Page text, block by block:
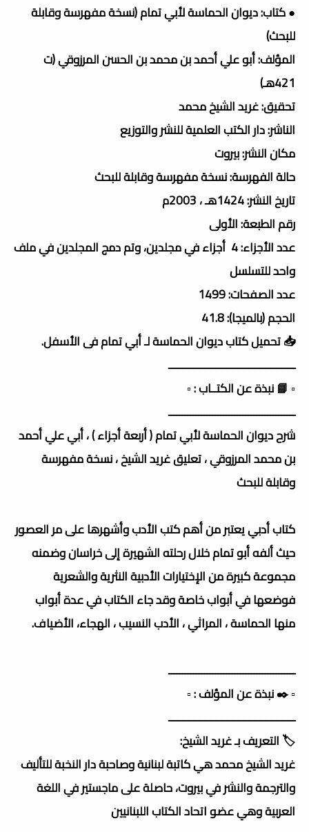
● كتاب: ديوان الحماسة لأبي تمام (نسخة مفهرسة وقابلة
للبحث)
المؤلف: أبو علي أحمد بن محمد بن الحسن المرزوقي (ت
421هـ)
تحقيق: غريد الشيخ محمد
الناشر: دار الكتب العلمية للنشر والتوزيع
مكان النشر: بيروت
حالة الفهرسة: نسخة مفهرسة وقابلة للبحث
تاريخ النشر: 1424هـ ، 2003م
رقم الطبعة: الأولى
عدد الأجزاء: 4 أجزاء في مجلدين، وتم دمج المجلدين في ملف
واحد للتسلسل
عدد الصفحات: 1499
الحجم (بالميجا): 41.8
📥 تحميل كتاب ديوان الحماسة لـ أبي تمام فى الأسفل.
ــــــــــــــــــــــــــــــــــــــــــــــ
▫️ 📘 نبذة عن الكتــاب : ▫️
ــــــــــــــــــــــــــــــــــــــــــــــ
شرح ديوان الحماسة لأبي تمام ( أربعة أجزاء ) ، أبي علي أحمد
بن محمد المرزوقي ، تعليق غريد الشيخ ، نسخة مفهرسة
وقابلة للبحث
كتاب أدبي يعتبر من أهم كتب الأدب وأشهرها على مر العصور
حيث ألفه أبو تمام خلال رحلته الشهيرة إلى خراسان وضمنه
مجموعة كبيرة من الإختيارات الأدبية النثرية والشعرية
فوضعها في أبواب خاصة وقد جاء الكتاب في عدة أبواب
منها الحماسة ، المراثي ، الأدب النسيب ، الهجاء، الأضياف.
ــــــــــــــــــــــــــــــــــــــــــــــ
▫️ ✒️ نبذة عن المؤلف : ▫️
ــــــــــــــــــــــــــــــــــــــــــــــ
🏷️ التعريف بـ غريد الشيخ:
غريد الشيخ محمد هي كاتبة لبنانية وصاحبة دار النخبة للتأليف
والترجمة والنشر في بيروت، حاصلة على ماجستير في اللغة
العربية وهي عضو اتحاد الكتاب اللبنانيين